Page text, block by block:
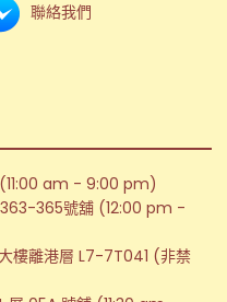
聯絡我們
am - 9:00 pm)
363-365號舖 (12:00 pm -
樓離港層 L7-7T041 (非禁